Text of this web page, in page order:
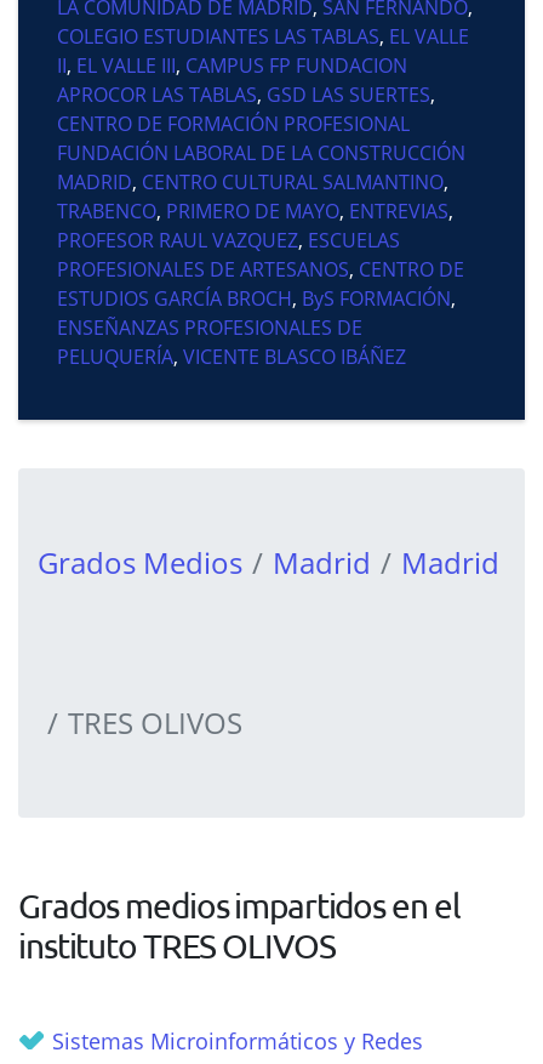
LA COMUNIDAD DE MADRID, SAN FERNANDO,
COLEGIO ESTUDIANTES LAS TABLAS, EL VALLE
II, EL VALLE III, CAMPUS FP FUNDACION
APROCOR LAS TABLAS, GSD LAS SUERTES,
CENTRO DE FORMACIÓN PROFESIONAL
FUNDACIÓN LABORAL DE LA CONSTRUCCIÓN
MADRID, CENTRO CULTURAL SALMANTINO,
TRABENCO, PRIMERO DE MAYO, ENTREVIAS,
PROFESOR RAUL VAZQUEZ, ESCUELAS
PROFESIONALES DE ARTESANOS, CENTRO DE
ESTUDIOS GARCÍA BROCH, ByS FORMACIÓN,
ENSEÑANZAS PROFESIONALES DE
PELUQUERÍA, VICENTE BLASCO IBÁÑEZ
Grados Medios Madrid Madrid
TRES OLIVOS
Grados medios impartidos en el
instituto TRES OLIVOS
Sistemas Microinformáticos y Redes